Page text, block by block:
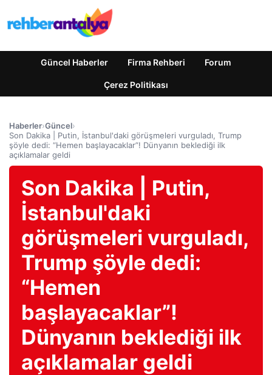
Güncel Haberler Firma Rehberi Forum
Çerez Politikası
Haberler›Güncel›
Son Dakika | Putin, İstanbul'daki görüşmeleri vurguladı, Trump
şöyle dedi: “Hemen başlayacaklar”! Dünyanın beklediği ilk
açıklamalar geldi
Son Dakika | Putin,
İstanbul'daki
görüşmeleri vurguladı,
Trump şöyle dedi:
“Hemen
başlayacaklar”!
Dünyanın beklediği ilk
açıklamalar geldi